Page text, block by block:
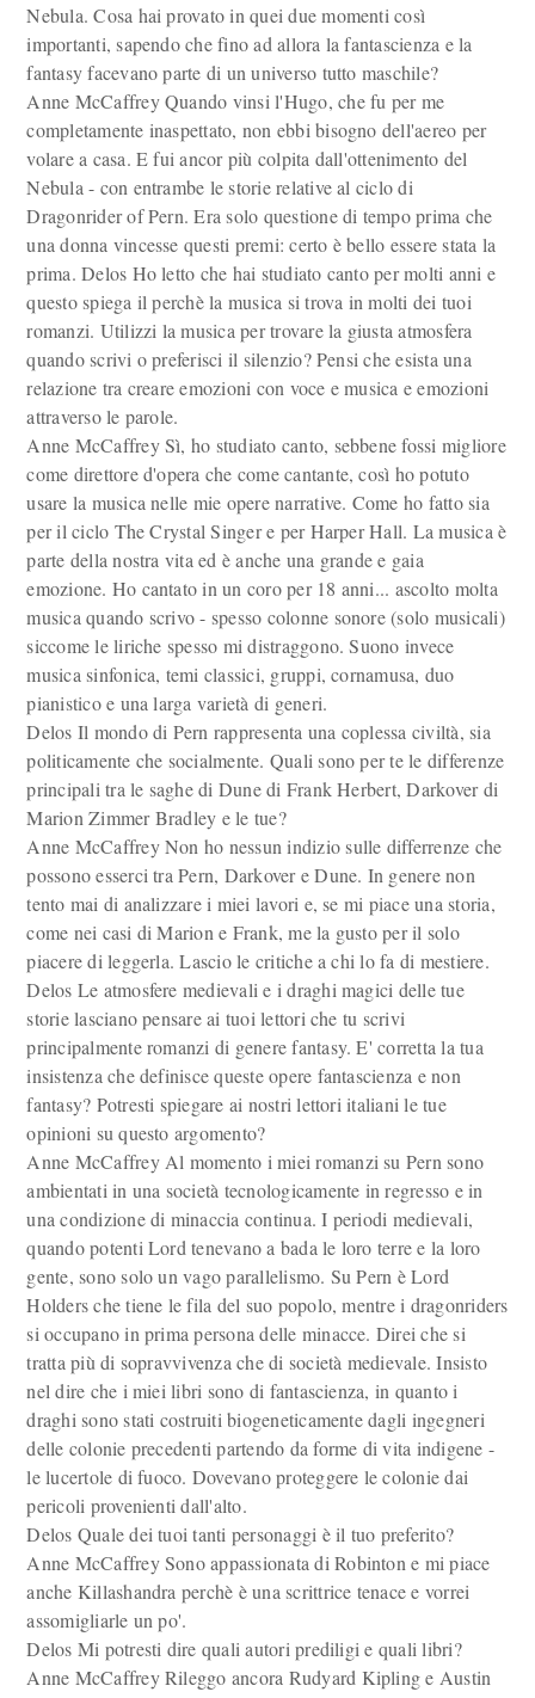
Nebula. Cosa hai provato in quei due momenti così
importanti, sapendo che fino ad allora la fantascienza e la
fantasy facevano parte di un universo tutto maschile?
Anne McCaffrey Quando vinsi l'Hugo, che fu per me
completamente inaspettato, non ebbi bisogno dell'aereo per
volare a casa. E fui ancor più colpita dall'ottenimento del
Nebula - con entrambe le storie relative al ciclo di
Dragonrider of Pern. Era solo questione di tempo prima che
una donna vincesse questi premi: certo è bello essere stata la
prima. Delos Ho letto che hai studiato canto per molti anni e
questo spiega il perchè la musica si trova in molti dei tuoi
romanzi. Utilizzi la musica per trovare la giusta atmosfera
quando scrivi o preferisci il silenzio? Pensi che esista una
relazione tra creare emozioni con voce e musica e emozioni
attraverso le parole.
Anne McCaffrey Sì, ho studiato canto, sebbene fossi migliore
come direttore d'opera che come cantante, così ho potuto
usare la musica nelle mie opere narrative. Come ho fatto sia
per il ciclo The Crystal Singer e per Harper Hall. La musica è
parte della nostra vita ed è anche una grande e gaia
emozione. Ho cantato in un coro per 18 anni... ascolto molta
musica quando scrivo - spesso colonne sonore (solo musicali)
siccome le liriche spesso mi distraggono. Suono invece
musica sinfonica, temi classici, gruppi, cornamusa, duo
pianistico e una larga varietà di generi.
Delos Il mondo di Pern rappresenta una coplessa civiltà, sia
politicamente che socialmente. Quali sono per te le differenze
principali tra le saghe di Dune di Frank Herbert, Darkover di
Marion Zimmer Bradley e le tue?
Anne McCaffrey Non ho nessun indizio sulle differrenze che
possono esserci tra Pern, Darkover e Dune. In genere non
tento mai di analizzare i miei lavori e, se mi piace una storia,
come nei casi di Marion e Frank, me la gusto per il solo
piacere di leggerla. Lascio le critiche a chi lo fa di mestiere.
Delos Le atmosfere medievali e i draghi magici delle tue
storie lasciano pensare ai tuoi lettori che tu scrivi
principalmente romanzi di genere fantasy. E' corretta la tua
insistenza che definisce queste opere fantascienza e non
fantasy? Potresti spiegare ai nostri lettori italiani le tue
opinioni su questo argomento?
Anne McCaffrey Al momento i miei romanzi su Pern sono
ambientati in una società tecnologicamente in regresso e in
una condizione di minaccia continua. I periodi medievali,
quando potenti Lord tenevano a bada le loro terre e la loro
gente, sono solo un vago parallelismo. Su Pern è Lord
Holders che tiene le fila del suo popolo, mentre i dragonriders
si occupano in prima persona delle minacce. Direi che si
tratta più di sopravvivenza che di società medievale. Insisto
nel dire che i miei libri sono di fantascienza, in quanto i
draghi sono stati costruiti biogeneticamente dagli ingegneri
delle colonie precedenti partendo da forme di vita indigene -
le lucertole di fuoco. Dovevano proteggere le colonie dai
pericoli provenienti dall'alto.
Delos Quale dei tuoi tanti personaggi è il tuo preferito?
Anne McCaffrey Sono appassionata di Robinton e mi piace
anche Killashandra perchè è una scrittrice tenace e vorrei
assomigliarle un po'.
Delos Mi potresti dire quali autori prediligi e quali libri?
Anne McCaffrey Rileggo ancora Rudyard Kipling e Austin